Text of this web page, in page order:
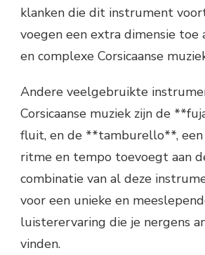
klanken die dit instrument
voegen een extra dimensie toe
en complexe Corsicaanse
Andere veelgebruikte
Corsicaanse muziek zijn de
fluit, en de **tamburello**,
ritme en tempo toevoegt aan
combinatie van al deze
voor een unieke en
luisterervaring die je nergens
vinden.